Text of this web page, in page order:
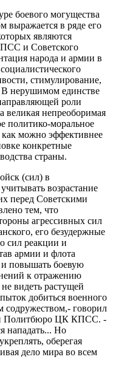
боевого могущества
в ряде его
являются
и Советского
народа и армии в
стимулирование,
нерушимом единстве
роли
великая непреоборимая
политико-моральное
как можно эффективнее
конкретные
страны.
(сил) в
возрастание
перед Советскими
тем, что
агрессивных сил
его безудержные
сил реакции и
армии и флота
и повышать боевую
к отражению
видеть растущей
добиться военного
содружеством,- говорил
Политбюро ЦК КПСС. -
нападать... Но
оберегая
дело мира во всем